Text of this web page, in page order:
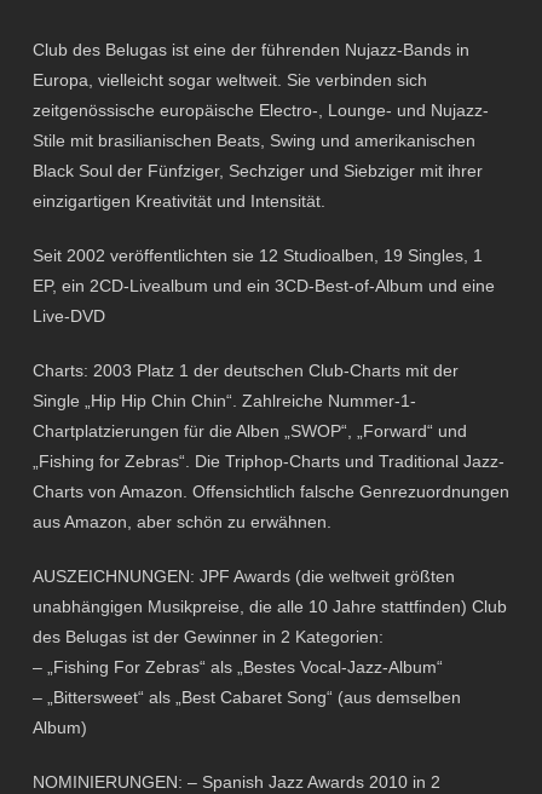
Club des Belugas ist eine der führenden Nujazz-Bands in
Europa, vielleicht sogar weltweit. Sie verbinden sich
zeitgenössische europäische Electro-, Lounge- und Nujazz-
Stile mit brasilianischen Beats, Swing und amerikanischen
Black Soul der Fünfziger, Sechziger und Siebziger mit ihrer
einzigartigen Kreativität und Intensität.
Seit 2002 veröffentlichten sie 12 Studioalben, 19 Singles, 1
EP, ein 2CD-Livealbum und ein 3CD-Best-of-Album und eine
Live-DVD
Charts: 2003 Platz 1 der deutschen Club-Charts mit der
Single „Hip Hip Chin Chin“. Zahlreiche Nummer-1-
Chartplatzierungen für die Alben „SWOP“, „Forward“ und
„Fishing for Zebras“. Die Triphop-Charts und Traditional Jazz-
Charts von Amazon. Offensichtlich falsche Genrezuordnungen
aus Amazon, aber schön zu erwähnen.
AUSZEICHNUNGEN: JPF Awards (die weltweit größten
unabhängigen Musikpreise, die alle 10 Jahre stattfinden) Club
des Belugas ist der Gewinner in 2 Kategorien:
– „Fishing For Zebras“ als „Bestes Vocal-Jazz-Album“
– „Bittersweet“ als „Best Cabaret Song“ (aus demselben
Album)
NOMINIERUNGEN: – Spanish Jazz Awards 2010 in 2